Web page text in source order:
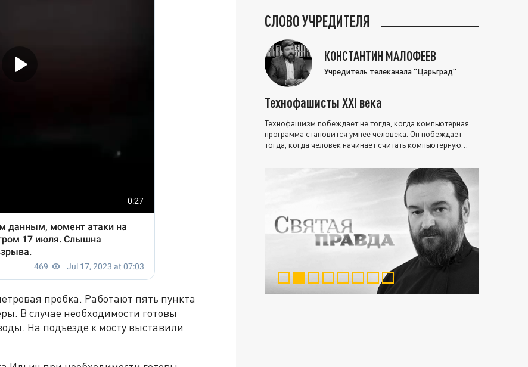
пробка. Работают пять пункта
В случае необходимости готовы
На подъезде к мосту выставили
СЛОВО УЧРЕДИТЕЛЯ
КОНСТАНТИН МАЛОФЕЕВ
Учредитель телеканала "Царьград"
Технофашисты XXI века
Технофашизм побеждает не тогда, когда компьютерная
программа становится умнее человека. Он побеждает
тогда, когда человек начинает считать компьютерную